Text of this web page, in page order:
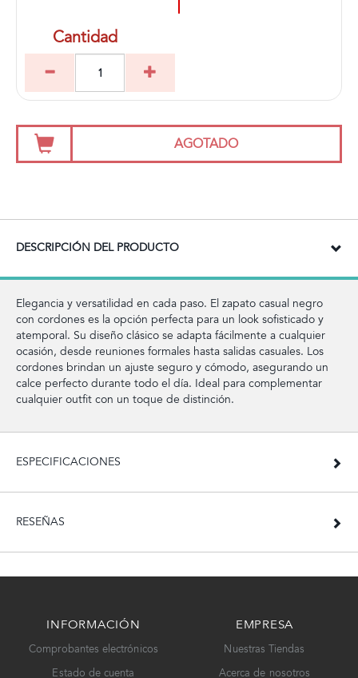
Cantidad
AGOTADO
DESCRIPCIÓN DEL PRODUCTO
Elegancia y versatilidad en cada paso. El zapato casual negro
con cordones es la opción perfecta para un look sofisticado y
atemporal. Su diseño clásico se adapta fácilmente a cualquier
ocasión, desde reuniones formales hasta salidas casuales. Los
cordones brindan un ajuste seguro y cómodo, asegurando un
calce perfecto durante todo el día. Ideal para complementar
cualquier outfit con un toque de distinción.
ESPECIFICACIONES
RESEÑAS
INFORMACIÓN
Comprobantes electrónicos
Estado de cuenta
EMPRESA
Nuestras Tiendas
Acerca de nosotros